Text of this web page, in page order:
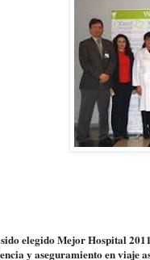
elegido Mejor Hospital
y aseguramiento en viaje